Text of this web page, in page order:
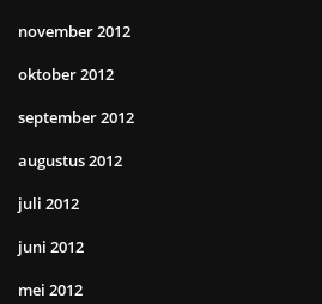
november 2012
oktober 2012
september 2012
augustus 2012
juli 2012
juni 2012
mei 2012